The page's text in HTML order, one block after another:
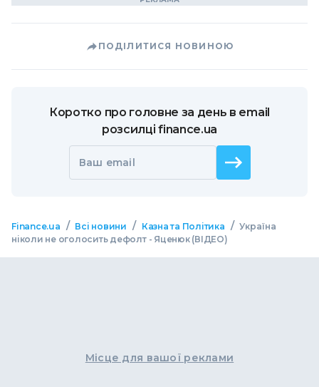
ПОДІЛИТИСЯ НОВИНОЮ
Коротко про головне за день в email
розсилці finance.ua
Ваш email
Finance.ua / Всі новини / Казна та Політика / Україна
ніколи не оголосить дефолт - Яценюк (ВІДЕО)
Місце для вашої реклами